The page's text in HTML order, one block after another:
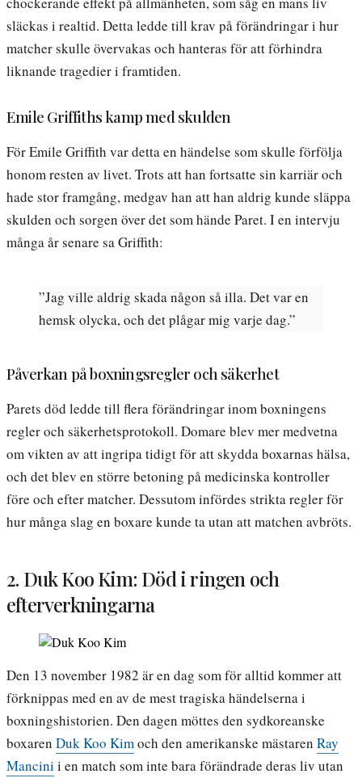
släckas i realtid. Detta ledde till krav på förändringar i hur
matcher skulle övervakas och hanteras för att förhindra
liknande tragedier i framtiden.
Emile Griffiths kamp med skulden
För Emile Griffith var detta en händelse som skulle förfölja
honom resten av livet. Trots att han fortsatte sin karriär och
hade stor framgång, medgav han att han aldrig kunde släppa
skulden och sorgen över det som hände Paret. I en intervju
många år senare sa Griffith:
”Jag ville aldrig skada någon så illa. Det var en
hemsk olycka, och det plågar mig varje dag.”
Påverkan på boxningsregler och säkerhet
Parets död ledde till flera förändringar inom boxningens
regler och säkerhetsprotokoll. Domare blev mer medvetna
om vikten av att ingripa tidigt för att skydda boxarnas hälsa,
och det blev en större betoning på medicinska kontroller
före och efter matcher. Dessutom infördes strikta regler för
hur många slag en boxare kunde ta utan att matchen avbröts.
2. Duk Koo Kim: Död i ringen och
efterverkningarna
Den 13 november 1982 är en dag som för alltid kommer att
förknippas med en av de mest tragiska händelserna i
boxningshistorien. Den dagen möttes den sydkoreanske
boxaren Duk Koo Kimoch den amerikanske mästaren Ray
Mancini i en match som inte bara förändrade deras liv utan